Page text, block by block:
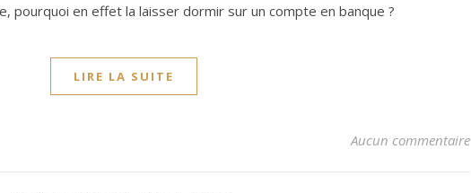
pourquoi en effet la laisser dormir sur un compte en banque ?
LIRE LA SUITE
Aucun commentaire